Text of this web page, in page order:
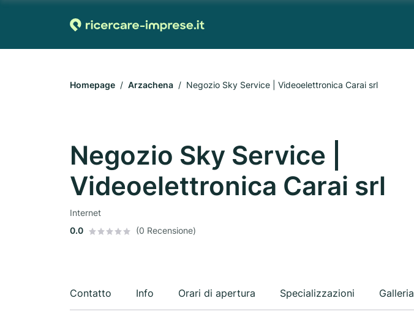
Homepage Arzachena Negozio Sky Service | Videoelettronica Carai srl
Negozio Sky Service |
Videoelettronica Carai srl
Internet
0.0
(0 Recensione)
Contatto Info Orari di apertura Specializzazioni Galleria